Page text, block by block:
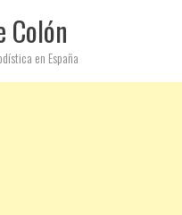
Colón
en España